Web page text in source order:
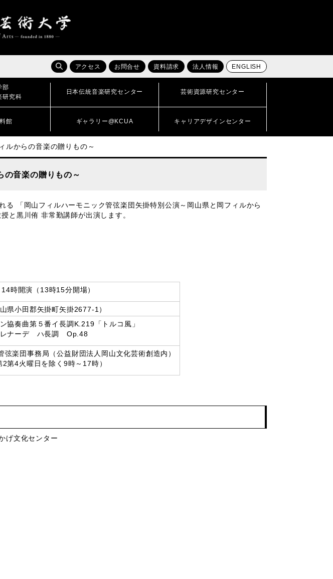
アクセス お問合せ 資料請求 法人情報 ENGLISH
部
研究科
日本伝統音楽研究センター 芸術資源研究センター
館 ギャラリー@KCUA キャリアデザインセンター
ルからの音楽の贈りもの～
の音楽の贈りもの～
る 「岡山フィルハーモニック管弦楽団矢掛特別公演～岡山県と岡フィルから
と黒川侑 非常勤講師が出演します。
時開演（13時15分開場）
県小田郡矢掛町矢掛2677-1 ）
協奏曲第５番イ長調K.219「トルコ風」
レナーデ ハ長調 Op.48
弦楽団事務局（公益財団法人岡山文化芸術創造内）
第4火曜日を除く9時～17時）
げ文化センター